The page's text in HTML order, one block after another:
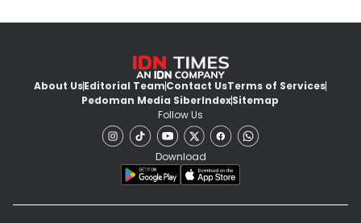
About UsEditorial TeamContact UsTerms of Services
Pedoman Media SiberIndexSitemap
Follow Us
Download